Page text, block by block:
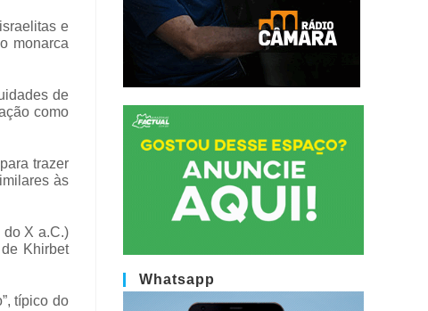
e
monarca
de
como
trazer
às
do X a.C.)
Khirbet
típico do
Whatsapp